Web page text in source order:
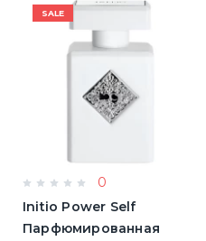
SALE
0
Initio Power Self
Парфюмированная